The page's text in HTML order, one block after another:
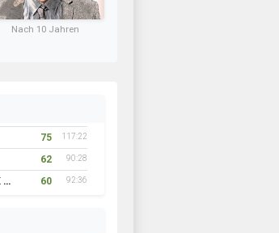
Nach 10 Jahren
75 117:22
62 90:28
İnşaat Bozcaada FK 1957 60 92:36